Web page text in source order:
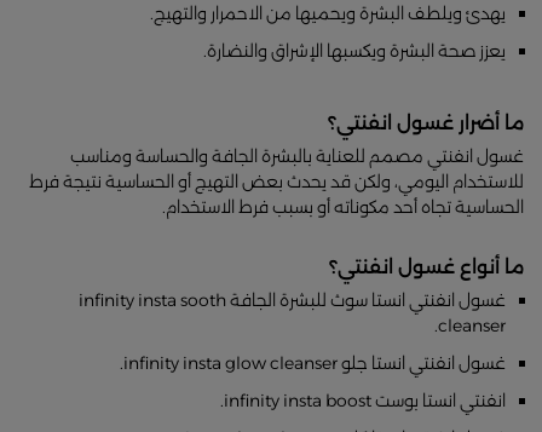
يهدئ ويلطف البشرة ويحميها من الاحمرار والتهيج.
يعزز صحة البشرة ويكسبها الإشراق والنضارة.
ما أضرار غسول انفنتي؟
غسول انفنتي مصمم للعناية بالبشرة الجافة والحساسة ومناسب
للاستخدام اليومي، ولكن قد يحدث بعض التهيج أو الحساسية نتيجة فرط
الحساسية تجاه أحد مكوناته أو بسبب فرط الاستخدام.
ما أنواع غسول انفنتي؟
غسول انفنتي انستا سوث للبشرة الجافة infinity insta sooth
cleanser.
غسول انفنتي انستا جلو infinity insta glow cleanser.
انفنتي انستا بوست infinity insta boost.